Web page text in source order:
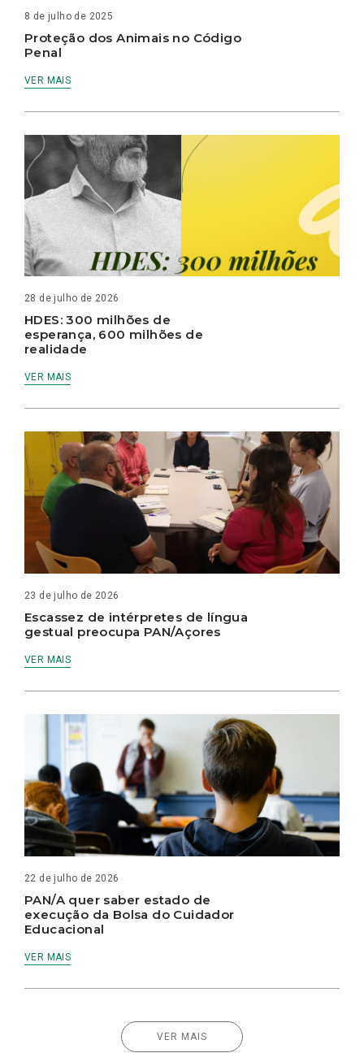
8 de julho de 2025
Proteção dos Animais no Código
Penal
VER MAIS
28 de julho de 2026
HDES: 300 milhões de
esperança, 600 milhões de
realidade
VER MAIS
23 de julho de 2026
Escassez de intérpretes de língua
gestual preocupa PAN/Açores
VER MAIS
22 de julho de 2026
PAN/A quer saber estado de
execução da Bolsa do Cuidador
Educacional
VER MAIS
VER MAIS